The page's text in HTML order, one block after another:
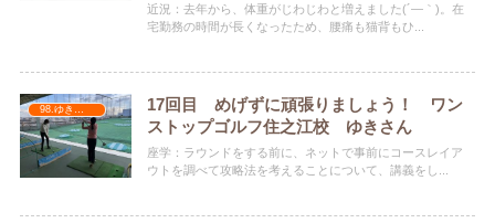
近況：去年から、体重がじわじわと増えました(´―｀)。在
宅勤務の時間が長くなったため、腰痛も猫背もひ...
17回目 めげずに頑張りましょう！ ワン
ストップゴルフ住之江校 ゆきさん
座学：ラウンドをする前に、ネットで事前にコースレイア
ウトを調べて攻略法を考えることについて、講義をし...